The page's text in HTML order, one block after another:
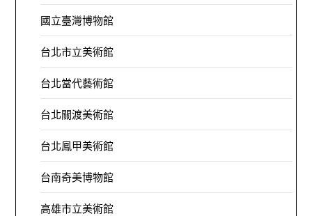
國立臺灣博物館
台北市立美術館
台北當代藝術館
台北關渡美術館
台北鳳甲美術館
台南奇美博物館
高雄市立美術館